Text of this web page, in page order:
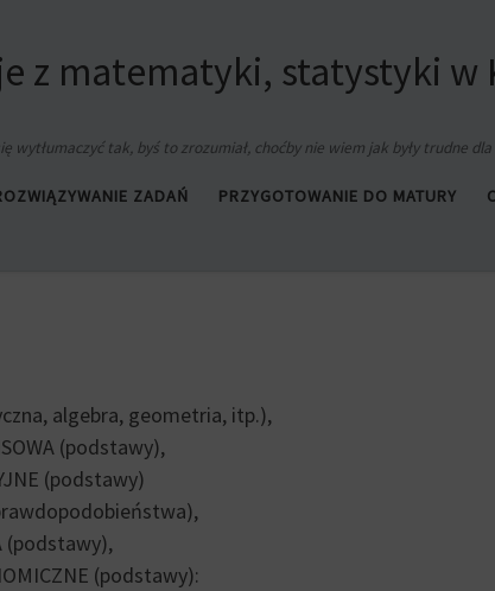
z matematyki, statystyki w
wytłumaczyć tak, byś to zrozumiał, choćby nie wiem jak były trudne dla
ZADAŃ PRZYGOTOWANIE DO MATURY
algebra, geometria, itp.),
(podstawy),
(podstawy)
(podstawy),
(podstawy):